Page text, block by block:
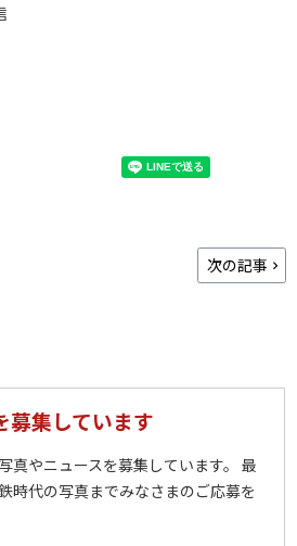
次の記事
募集しています
真やニュースを募集しています。 最
時代の写真までみなさまのご応募を